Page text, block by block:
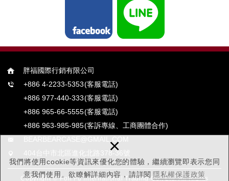
我們將使用cookie等資訊來優化您的體驗，繼續瀏覽即表示您同
意我們使用。欲瞭解詳細內容，請詳閱 隱私權保護政策
×
胖福國際行銷有限公司
+886 4-2233-5353(客服電話)
+886 977-440-333(客服電話)
+886 965-66-5555(客服電話)
+886 963-985-985(客訴專線、工商團體合作)
BEARBEARCASE@GMAIL.COM
404台中市北區進化北路378-36號
Copyright © Pon Fu International Trading Co., Ltd. All Rights